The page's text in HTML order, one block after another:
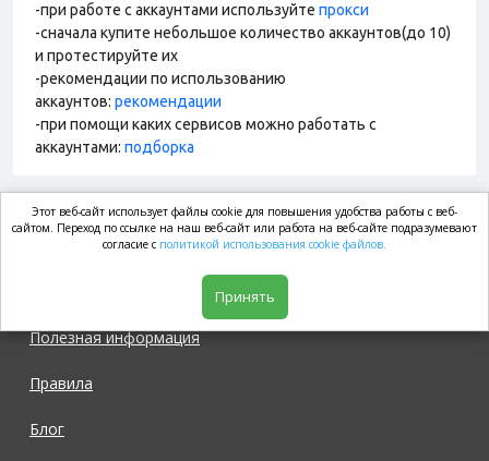
-при работе с аккаунтами используйте прокси
-сначала купите небольшое количество аккаунтов(до 10)
и протестируйте их
-рекомендации по использованию
аккаунтов: рекомендации
-при помощи каких сервисов можно работать с
аккаунтами: подборка
market.com
Полезная информация
Правила
Блог
Этот веб-сайт использует файлы cookie для повышения удобства работы с веб-
сайтом. Переход по ссылке на наш веб-сайт или работа на веб-сайте подразумевают
согласие с политикой использования cookie файлов.
Принять